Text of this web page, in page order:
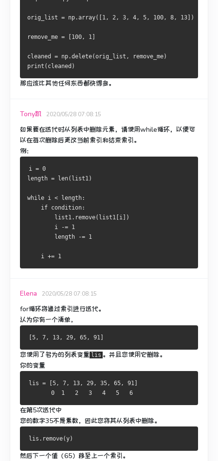
orig_list = np.array([ 1, 2, 3, 4, 5, 100, 8, 13 ])
remove_me = 100, 1
cleaned = np.delete(orig_list , remove_me)
print ( cleaned )
那应该比其他任何东西都快得多。
Tony凯 2020/05/28 07:08:15
如果要在迭代时从列表中删除元素，请使用while循环，以便可
以在每次删除后更改当前索引和结束索引。
例：
i = 0
length = len( list1)
while i < length:
if condition:
        list1
. remove( list1 i ])
        i
-= 1
        length
-= 1
    i
+= 1
Elena 2020/05/28 07:08:15
for循环将通过索引进行迭代。
认为你有一个清单，
5, 7, 13, 29, 65, 91
您使用了名为的列表变量 lis 。 并且您使用它删除。
你的变量
lis = 5, 7, 13, 29, 35, 65, 91
0
1 2 3 4 5 6
在第5次迭代中
您的数字35不是素数，因此您将其从列表中删除。
lis . remove(y)
然后下一个值（65） 移至上一个索引。